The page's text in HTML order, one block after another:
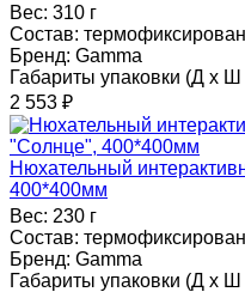
Вес: 310 г
Состав:
Бренд: Gamma
Габариты упаковки (Д х Ш
2 553 ₽
Нюхательный
400*400мм
Вес: 230 г
Состав:
Бренд: Gamma
Габариты упаковки (Д х Ш